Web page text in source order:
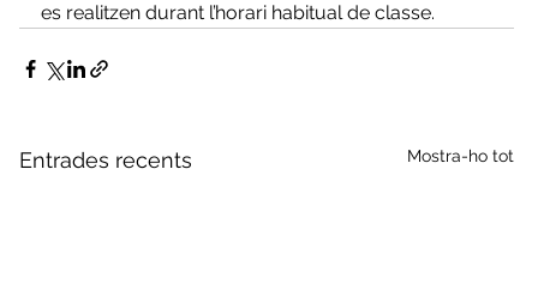
es realitzen durant l’horari habitual de classe.
Entrades recents Mostra-ho tot